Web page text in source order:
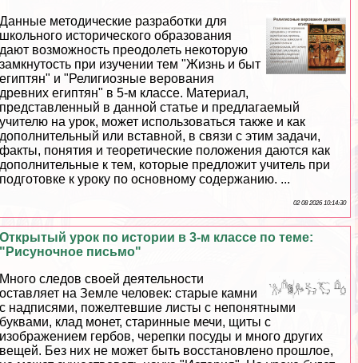
Данные методические разработки для
школьного исторического образования
дают возможность преодолеть некоторую
замкнутость при изучении тем "Жизнь и быт
египтян" и "Религиозные верования
древних египтян" в 5-м классе. Материал,
представленный в данной статье и предлагаемый
учителю на урок, может использоваться также и как
дополнительный или вставной, в связи с этим задачи,
факты, понятия и теоретические положения даются как
дополнительные к тем, которые предложит учитель при
подготовке к уроку по основному содержанию. ...
02 08 2026 10:14:30
Открытый урок по истории в 3-м классе по теме:
"Рисуночное письмо"
Много следов своей деятельности
оставляет на Земле человек: старые камни
с надписями, пожелтевшие листы с непонятными
буквами, клад монет, старинные мечи, щиты с
изображением гербов, черепки посуды и много других
вещей. Без них не может быть восстановлено прошлое,